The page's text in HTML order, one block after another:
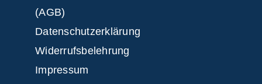
(AGB)
Datenschutzerklärung
Widerrufsbelehrung
Impressum